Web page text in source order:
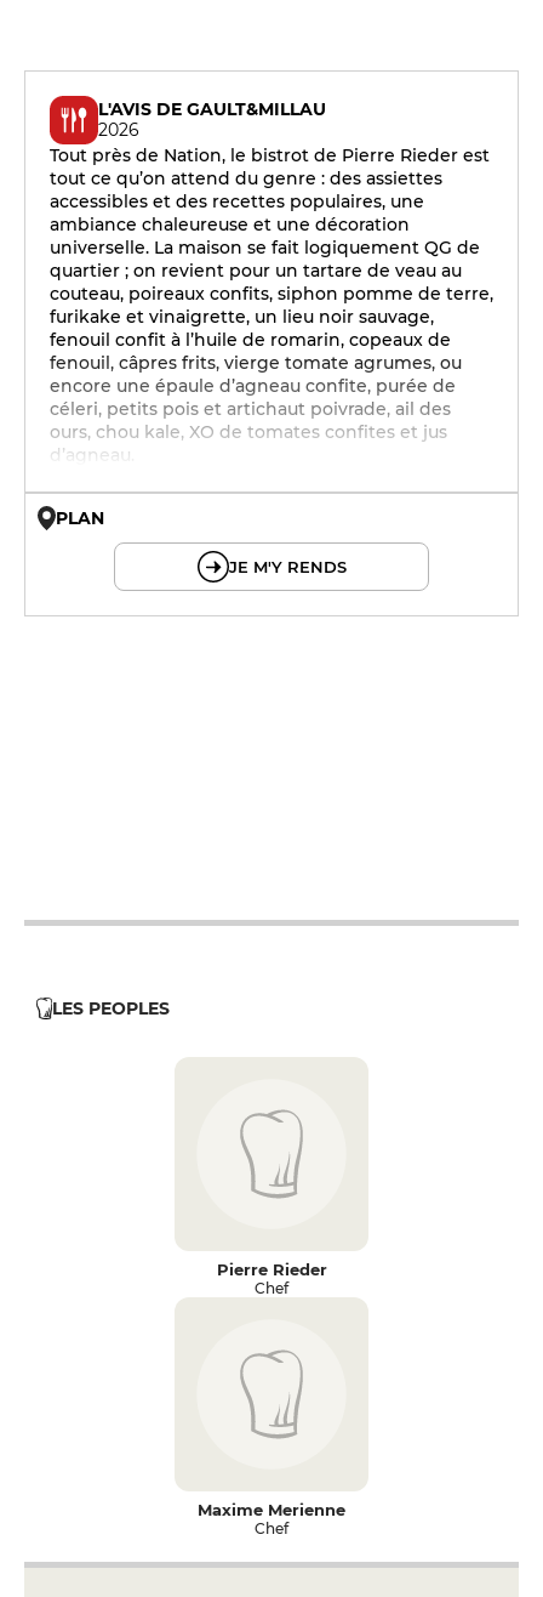
L'AVIS DE GAULT&MILLAU
2026
Tout près de Nation, le bistrot de Pierre Rieder est
tout ce qu’on attend du genre : des assiettes
accessibles et des recettes populaires, une
ambiance chaleureuse et une décoration
universelle. La maison se fait logiquement QG de
quartier ; on revient pour un tartare de veau au
couteau, poireaux confits, siphon pomme de terre,
furikake et vinaigrette, un lieu noir sauvage,
fenouil confit à l’huile de romarin, copeaux de
fenouil, câpres frits, vierge tomate agrumes, ou
encore une épaule d’agneau confite, purée de
céleri, petits pois et artichaut poivrade, ail des
ours, chou kale, XO de tomates confites et jus
d’agneau.
PLAN
JE M'Y RENDS
LES PEOPLES
Pierre Rieder
Chef
Maxime Merienne
Chef